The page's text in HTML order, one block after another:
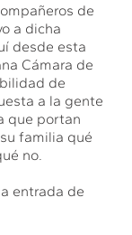
de
a dicha
desde esta
Cámara de
de
a la gente
que portan
familia qué
no.
entrada de